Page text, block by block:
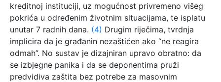
kreditnoj instituciji, uz mogućnost privremeno višeg
pokrića u određenim životnim situacijama, te isplatu
unutar 7 radnih dana. (4) Drugim riječima, tvrdnja
implicira da je građanin nezaštićen ako “ne reagira
odmah”. No sustav je dizajniran upravo obratno: da
se izbjegne panika i da se deponentima pruži
predvidiva zaštita bez potrebe za masovnim